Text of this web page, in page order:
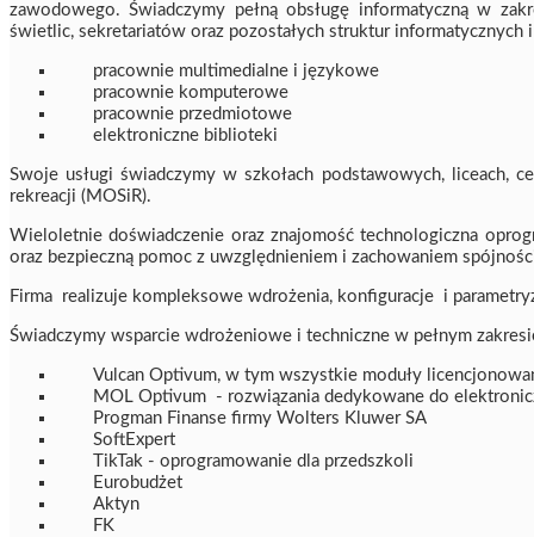
zawodowego. Świadczymy pełną obsługę informatyczną w
świetlic, sekretariatów oraz pozostałych struktur
pracownie multimedialne i językowe
pracownie komputerowe
pracownie przedmiotowe
elektroniczne biblioteki
Swoje usługi świadczymy w szkołach podstawowych, liceach,
rekreacji (MOSiR).
Wieloletnie doświadczenie oraz znajomość technologiczna
oraz bezpieczną pomoc z uwzględnieniem i zachowaniem
Firma realizuje kompleksowe wdrożenia, konfiguracje i
Świadczymy wsparcie wdrożeniowe i techniczne w pełnym
Vulcan Optivum, w tym wszystkie moduły
MOL Optivum - rozwiązania dedykowane do
Progman Finanse firmy Wolters Kluwer SA
SoftExpert
TikTak - oprogramowanie dla przedszkoli
Eurobudżet
Aktyn
FK